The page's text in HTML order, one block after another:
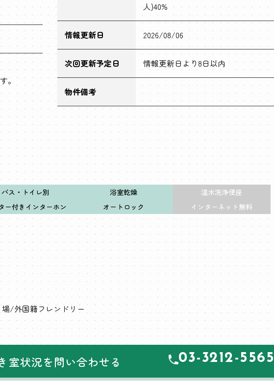
。
人)40%
情報更新日 2026/08/06
次回更新予定日 情報更新日より8日以内
物件備考
バス・トイレ別 浴室乾燥
温水洗浄便座
ー付きインターホン
オートロック インターネット無料
外国籍フレンドリー
室状況を問い合わせる 03-3212-5565